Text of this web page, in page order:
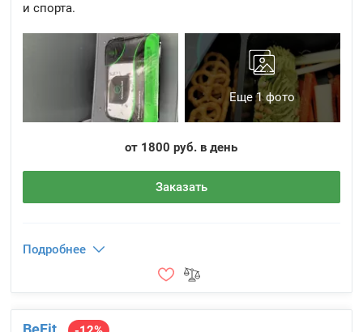
и спорта.
Еще 1 фото
от 1800 руб. в день
Заказать
Подробнее